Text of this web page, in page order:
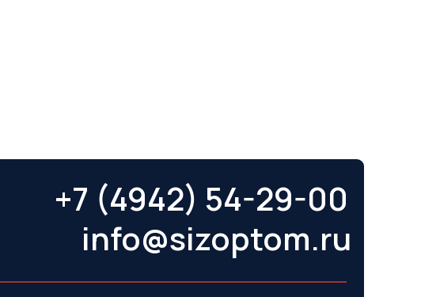
info@sizoptom.ru
+7 (4942) 54-29-00